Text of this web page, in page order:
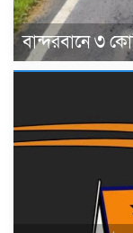
বান্দরবানে ৩